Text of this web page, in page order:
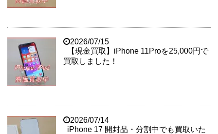
2026/07/15
【現金買取】iPhone 11Proを25,000円で
買取しました！
2026/07/14
iPhone 17 開封品・分割中でも買取いた